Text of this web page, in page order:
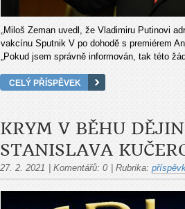
„Miloš Zeman uvedl, že Vladimiru Putinovi
vakcínu Sputnik V po dohodě s premiérem
„Pokud jsem správně informován, tak této
CELÝ PŘÍSPĚVEK
KRYM V BĚHU
STANISLAVA
27. 2. 2021 Komentářů: 0 Rubrika: